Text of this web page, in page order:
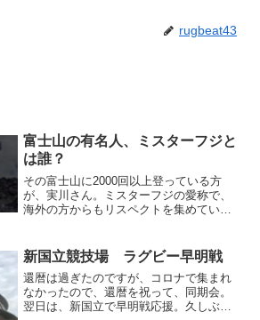
rugbeat43
富士山の有名人、ミスターフジと
は誰？
その富士山に2000回以上登っている方
が、実川さん。ミスターフジの愛称で、
海外の方からもリスペクトを集めていま
新国立競技場 ラグビー早明戦
還暦は過ぎたのですが、コロナで集まれ
なかったので、還暦を祝って、同期会。
翌日は、新国立で早明戦応援。久しぶり